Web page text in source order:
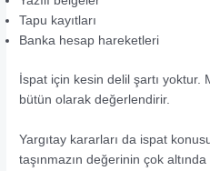
Tapu kayıtları
Banka hesap hareketleri
İspat için kesin delil şartı
bütün olarak değerlendirir.
Yargıtay kararları da ispat
taşınmazın değerinin çok